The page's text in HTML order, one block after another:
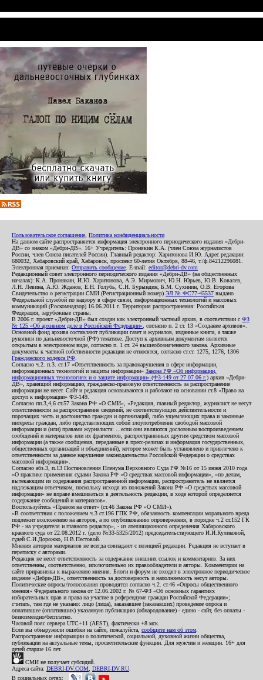
Пользовательское соглашение Политика конфиденциальности
На данном сайте распространяется информация электронного периодического издания «Дебри-
ДВ» со знаком «Дебри-ДВ». 16+ Учредитель: Пронякин К.А. (член Союза журналистов
России, член Союза писателей России). Главный редактор: Харитонова И.Ю. Адрес редакции:
680032, Хабаровский край, Хабаровск, проспект 60-летия Октября, 88-46, т./ф.84212296081.
Электронная приемная: Отправить сообщение . E-mail: editor@debri-dv.com
Редакционный совет электронного периодического издания «Дебри-ДВ» (на общественных
началах): К.А. Пронякин, И.Ю. Харитонова, А.Э. Мирмович, Ю.Н. Юрьев, Ю.В. Ковалев,
Л.Н. Левина, А.Ю. Жданов, Е.Н. Голубь, С.Н. Бурындин, Б.М. Сухинин, О.В. Егорова
Свидетельство о регистрации СМИ (Регистрационный номер) ЭЛ № ФС77-45537 выдано
Федеральной службой по надзору в сфере связи, информационных технологий и массовых
коммуникаций (Роскомнадзор) 16.06.2011 г. Территория распространения: Российская
Федерация, зарубежные страны.
В 2006 г. проект «Дебри-ДВ» был создан как электронный частный архив, в соответствии с ФЗ
№ 125 «Об архивном деле в Российской Федерации» , согласно п. 2 ст. 13 «Создание архивов».
Основной фонд архива составляют публикации газет и журналов, изданные книги, а также
рукописи по дальневосточной (РФ) тематике. Доступ к архивным документам является
открытым в электронном виде, согласно п. 1 ст. 24 вышеобозначенного закона. Архивные
документы к частной собственности редакции не относятся, согласно ст.ст. 1275, 1276, 1306
Гражданского кодекса РФ
Согласно ч.2. п.3. ст.17 «Ответственность за правонарушения в сфере информации,
информационных технологий и защиты информации» Закона РФ «Об информации,
информационных технологиях и о защите информации» (ФЗ-149 от 27.07.06 г.) архив «Дебри-
ДВ», хранящий информацию, гражданско-правовую ответственность за распространение
информации не несет. Сайт и редакция основываются и работают на основании ст.8 «Право на
доступ к информации» ФЗ-149.
Согласно пп.3,4,6 ст.57 Закона РФ «О СМИ», «Редакция, главный редактор, журналист не несут
ответственности за распространение сведений, не соответствующих действительности и
порочащих честь и достоинство граждан и организаций, либо ущемляющих права и законные
интересы граждан, либо представляющих собой злоупотребление свободой массовой
информации и (или) правами журналиста: ...если они являются дословным воспроизведением
сообщений и материалов или их фрагментов, распространенных другим средством массовой
информации (а также сообщения, переданные в пресс-релизах и информация государственных,
общественных организаций и объединений), которое может быть установлено и привлечено к
ответственности за данное нарушение законодательства Российской Федерации о средствах
массовой информации».
Согласно абз.3, п.13 Постановления Пленума Верховного Суда РФ №16 от 15 июня 2010 года
«О практике применения судами Закона РФ «О средствах массовой информации», «по делам,
вытекающим из содержания распространенной информации, распространитель не является
надлежащим ответчиком, поскольку исходя из положений Закона РФ «О средствах массовой
информации» не вправе вмешиваться в деятельность редакции, в ходе которой определяется
содержание сообщений и материалов».
Воспользуйтесь «Правом на ответ» (ст.46 Закона РФ «О СМИ»).
«В соответствии с положением ч.3 ст.196 ГПК РФ, обязанность компенсации морального вреда
подлежит возложению на авторов, а по опубликованию опровержения, в порядке ч.2 ст.152 ГК
РФ - на учредителя и главного редактор», - из апелляционного определения Хабаровского
краевого суда от 22.08.2012 г. (дело №33-5325/2012) председательствующего И.И.Куликовой,
судей С.И.Дорожко, Н.В.Пестовой.
Мнения авторов материалов не всегда совпадают с позицией редакции. Редакция не вступает в
переписку с авторами.
Редакция не несет ответственность за содержание внешних ссылок и комментариев. За них
ответственны, соответственно, исключительно их правообладатели и авторы. Комментарии на
сайте приравнены к выражению мнения. Блоги и форум не входят в электронное периодическое
издание «Дебри-ДВ», ответственность за достоверность и наполняемость несут авторы.
Политические опросы/голосования проводятся согласно ч.2. ст.46 «Опросы общественного
мнения» Федерального закона от 12.06.2002 г. № 67-ФЗ «Об основных гарантиях
избирательных прав и права на участие в референдуме граждан Российской Федерации»;
считать, там где не указано: лицо (лица), заказавшее (заказавших) проведение опроса и
оплатившее (оплативших) указанную публикацию (обнародование) - едино - сайт, без оплаты -
безвозмездно/бесплатно.
Часовой пояс сервера UTC+11 (AEST), фактически +8 мск.
Если вы обнаружили ошибки на сайте, пожалуйста, сообщите нам об этом
Распространение информации о политической, социальной, духовной жизни общества,
публикации на актуальные темы, просветительские функции. Для мужчин и женщин. 16+ для
детей старше 16 лет.
СМИ не получает субсидий.
Адреса сайта: DEBRI-DV.COM DEBRI-DV.RU
В социальных сетях: